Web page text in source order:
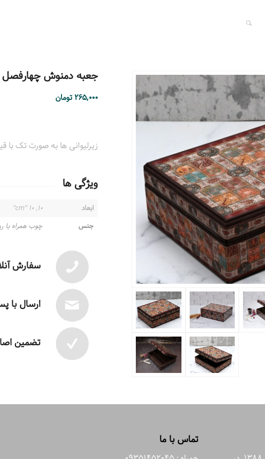
جعبه دمنوش چهارفصل
۲۶۵,۰۰۰ تومان
زیرلیوانی ها به صورت تک با قیمت ۱۰۰۰۰ تومان به
ویژگی ها
ابعاد
۱۰, ۱۰ "cm"
جنس
چوب همراه با
سفارش
ارسال با
تضمین
تماس با ما